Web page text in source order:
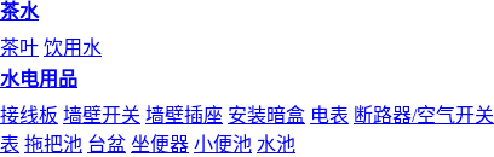
茶水
茶叶 饮用水
水电用品
接线板 墙壁开关 墙壁插座 安装暗盒 电表 断路器/空气开关
表 拖把池 台盆 坐便器 小便池 水池